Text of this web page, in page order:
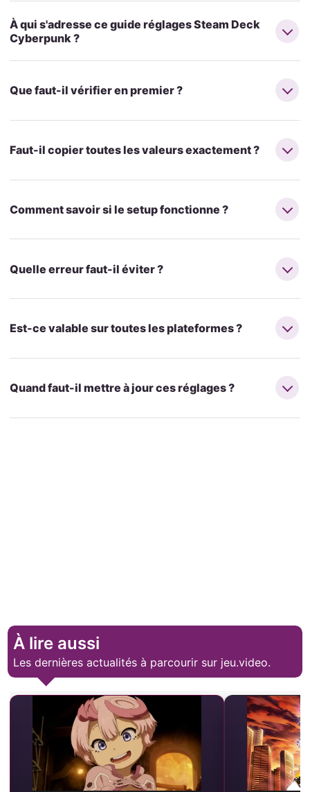
À qui s'adresse ce guide réglages Steam Deck
Cyberpunk ?
Que faut-il vérifier en premier ?
Faut-il copier toutes les valeurs exactement ?
Comment savoir si le setup fonctionne ?
Quelle erreur faut-il éviter ?
Est-ce valable sur toutes les plateformes ?
Quand faut-il mettre à jour ces réglages ?
À lire aussi
Les dernières actualités à parcourir sur jeu.video.